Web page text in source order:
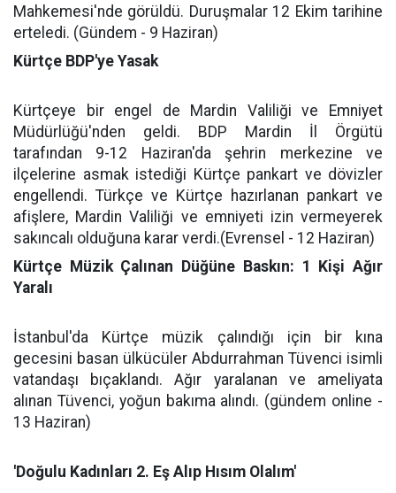
Mahkemesi'nde görüldü. Duruşmalar 12 Ekim tarihine
erteledi. (Gündem - 9 Haziran)
Kürtçe BDP'ye Yasak
Kürtçeye bir engel de Mardin Valiliği ve Emniyet
Müdürlüğü'nden geldi. BDP Mardin İl Örgütü
tarafından 9-12 Haziran'da şehrin merkezine ve
ilçelerine asmak istediği Kürtçe pankart ve dövizler
engellendi. Türkçe ve Kürtçe hazırlanan pankart ve
afişlere, Mardin Valiliği ve emniyeti izin vermeyerek
sakıncalı olduğuna karar verdi.(Evrensel - 12 Haziran)
Kürtçe Müzik Çalınan Düğüne Baskın: 1 Kişi Ağır
Yaralı
İstanbul'da Kürtçe müzik çalındığı için bir kına
gecesini basan ülkücüler Abdurrahman Tüvenci isimli
vatandaşı bıçaklandı. Ağır yaralanan ve ameliyata
alınan Tüvenci, yoğun bakıma alındı. (gündem online -
13 Haziran)
'Doğulu Kadınları 2. Eş Alıp Hısım Olalım'